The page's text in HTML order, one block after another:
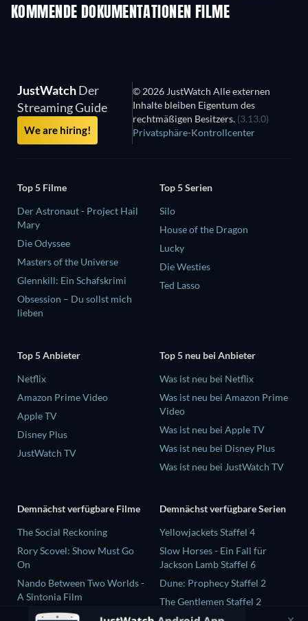
KOMMENDE DOKUMENTATIONEN FILME
JustWatchDer
Streaming Guide
We are hiring!
© 2026 JustWatch Alle externen
Inhalte bleiben Eigentum des
rechtmäßigen Besitzers. (3.13.0)
Privatsphäre-Kontrollcenter
Top 5 Filme
Der Astronaut - Project Hail
Mary
Die Odyssee
Masters of the Universe
Glennkill: Ein Schafskrimi
Obsession – Du sollst mich
lieben
Top 5 Serien
Silo
House of the Dragon
Lucky
Die Westies
Ted Lasso
Top 5 Anbieter
Netflix
Amazon Prime Video
Apple TV
Disney Plus
JustWatch TV
Top 5 neu bei Anbieter
Was ist neu bei Netflix
Was ist neu bei Amazon Prime
Video
Was ist neu bei Apple TV
Was ist neu bei Disney Plus
Was ist neu bei JustWatch TV
Demnächst verfügbare Filme
The Social Reckoning
Rory Scovel: Show Must Go
On
Nando Between Two Worlds -
A Sintonia Film
Sunny Dancer
Demnächst verfügbare Serien
Yellowjackets Staffel 4
Slow Horses - Ein Fall für
Jackson Lamb Staffel 6
Dune: Prophecy Staffel 2
The Gentlemen Staffel 2